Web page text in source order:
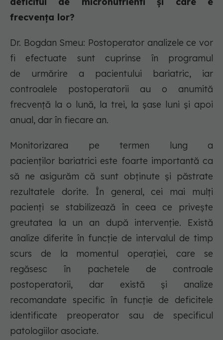
frecvența lor?
Dr. Bogdan Smeu: Postoperator analizele ce vor
fi efectuate sunt cuprinse în programul
de urmărire a pacientului bariatric, iar
controalele postoperatorii au o anumită
frecvență la o lună, la trei, la șase luni și apoi
anual, dar în fiecare an.
Monitorizarea pe termen lung a
pacienților bariatrici este foarte importantă ca
să ne asigurăm că sunt obținute și păstrate
rezultatele dorite. În general, cei mai mulți
pacienți se stabilizează în ceea ce privește
greutatea la un an după intervenție. Există
analize diferite în funcție de intervalul de timp
scurs de la momentul operației, care se
regăsesc în pachetele de controale
postoperatorii, dar există și analize
recomandate specific în funcție de deficitele
identificate preoperator sau de specificul
patologiilor asociate.